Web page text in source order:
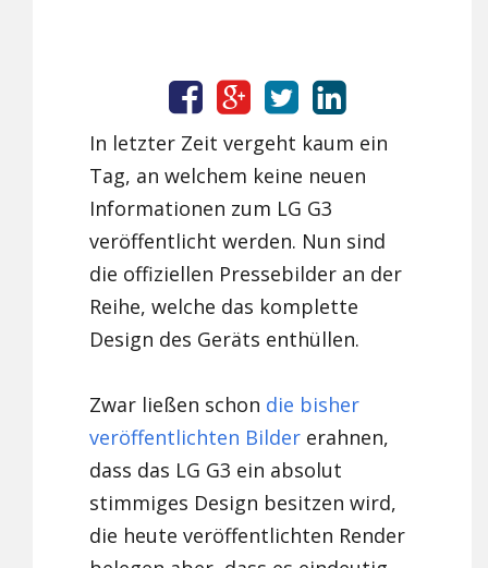
In letzter Zeit vergeht kaum ein
Tag, an welchem keine neuen
Informationen zum LG G3
veröffentlicht werden. Nun sind
die offiziellen Pressebilder an der
Reihe, welche das komplette
Design des Geräts enthüllen.
Zwar ließen schon die bisher
veröffentlichten Bilder erahnen,
dass das LG G3 ein absolut
stimmiges Design besitzen wird,
die heute veröffentlichten Render